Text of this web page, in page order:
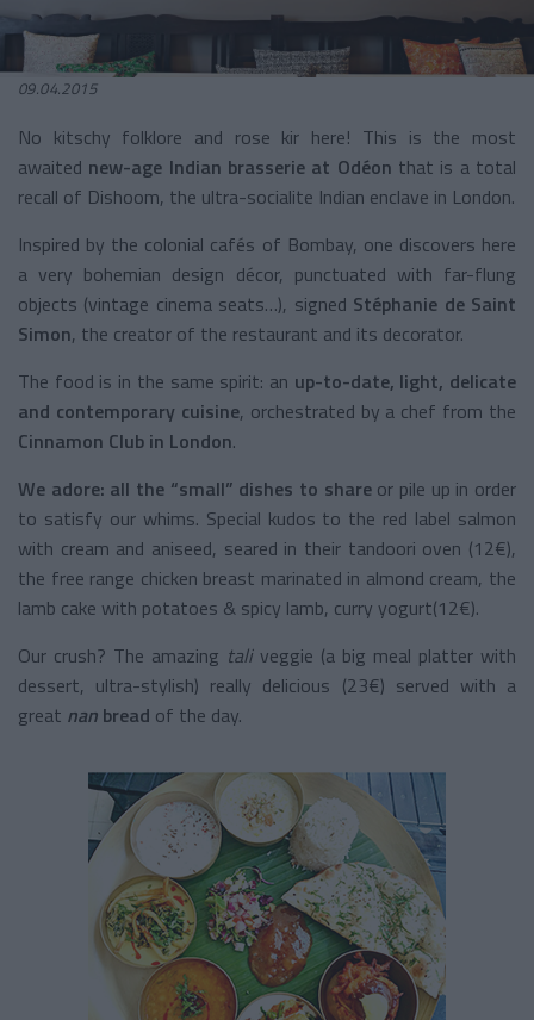
09.04.2015
No kitschy folklore and rose kir here! This is the most
awaited new-age Indian brasserie at Odéon that is a total
recall of Dishoom, the ultra-socialite Indian enclave in London.
Inspired by the colonial cafés of Bombay, one discovers here
a very bohemian design décor, punctuated with far-flung
objects (vintage cinema seats…), signed Stéphanie de Saint
Simon, the creator of the restaurant and its decorator.
The food is in the same spirit: an up-to-date, light, delicate
and contemporary cuisine, orchestrated by a chef from the
Cinnamon Club in London.
We adore: all the “small” dishes to shareor pile up in order
to satisfy our whims. Special kudos to the red label salmon
with cream and aniseed, seared in their tandoori oven (12€),
the free range chicken breast marinated in almond cream, the
lamb cake with potatoes & spicy lamb, curry yogurt(12€).
Our crush? The amazing taliveggie (a big meal platter with
dessert, ultra-stylish) really delicious (23€) served with a
great nan bread of the day.